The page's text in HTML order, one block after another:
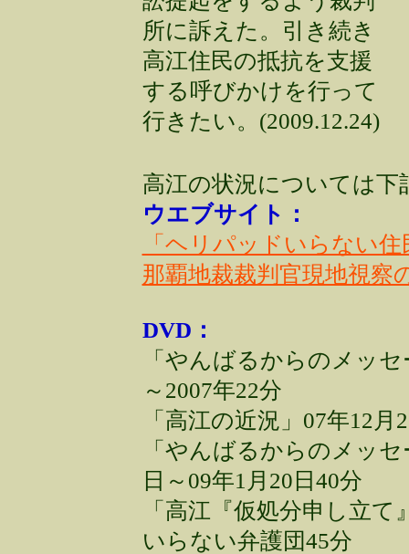
所に訴えた。引き続き
高江住民の抵抗を支援
する呼びかけを行って
行きたい。(2009.12.24)
高江の状況については下
ウエブサイト：
「ヘリパッドいらない
那覇地裁裁判官現地視察
DVD：
「やんばるからのメッ
～2007年22分
「高江の近況」07年12
「やんばるからのメッ
日～09年1月20日40分
「高江『仮処分申し立
いらない弁護団45分